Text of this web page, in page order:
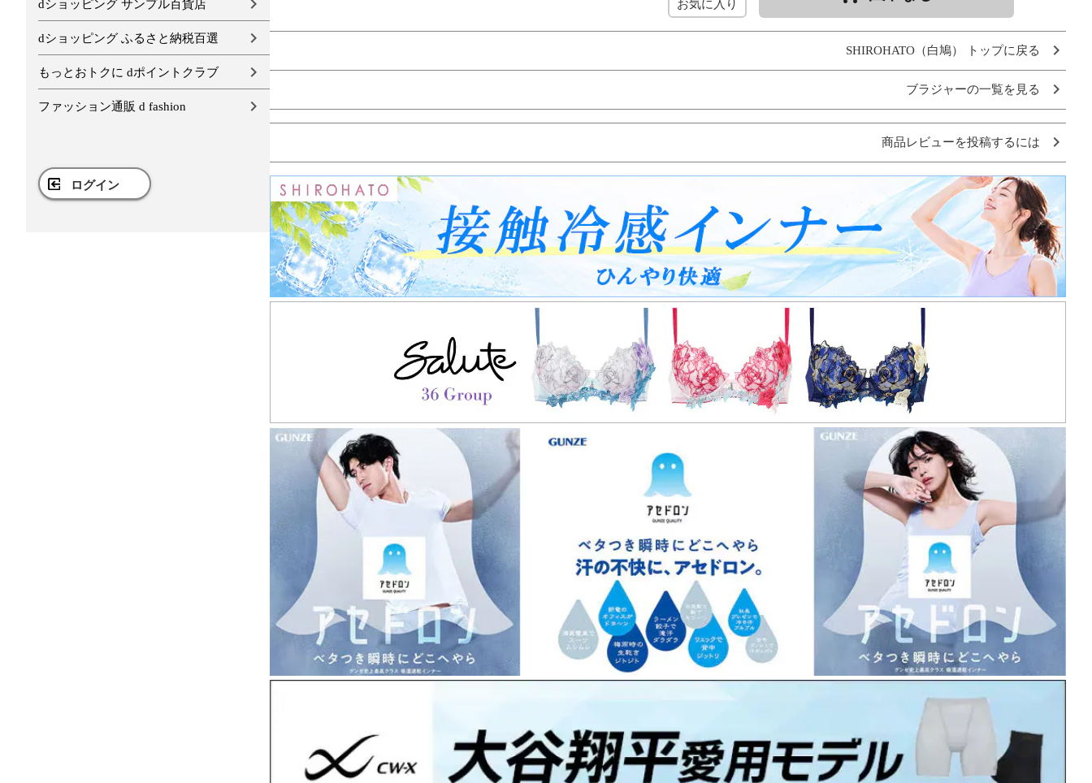
dショッピング サンプル百貨店
dショッピング ふるさと納税百選
もっとおトクに dポイントクラブ
ファッション通販 d fashion
ログイン
お気に入り
SHIROHATO（白鳩） トップに戻る
ブラジャーの一覧を見る
商品レビューを投稿するには